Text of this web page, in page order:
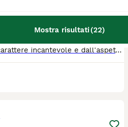
Mostra risultati(22)
Meravigliosa Bimba dal carattere incantevole e dall'aspetto wild🍓🍓❤️abituata a cani e bambini cresciuta in ambiente domestico e famigliare. Allevamento Domus Oram Bologna